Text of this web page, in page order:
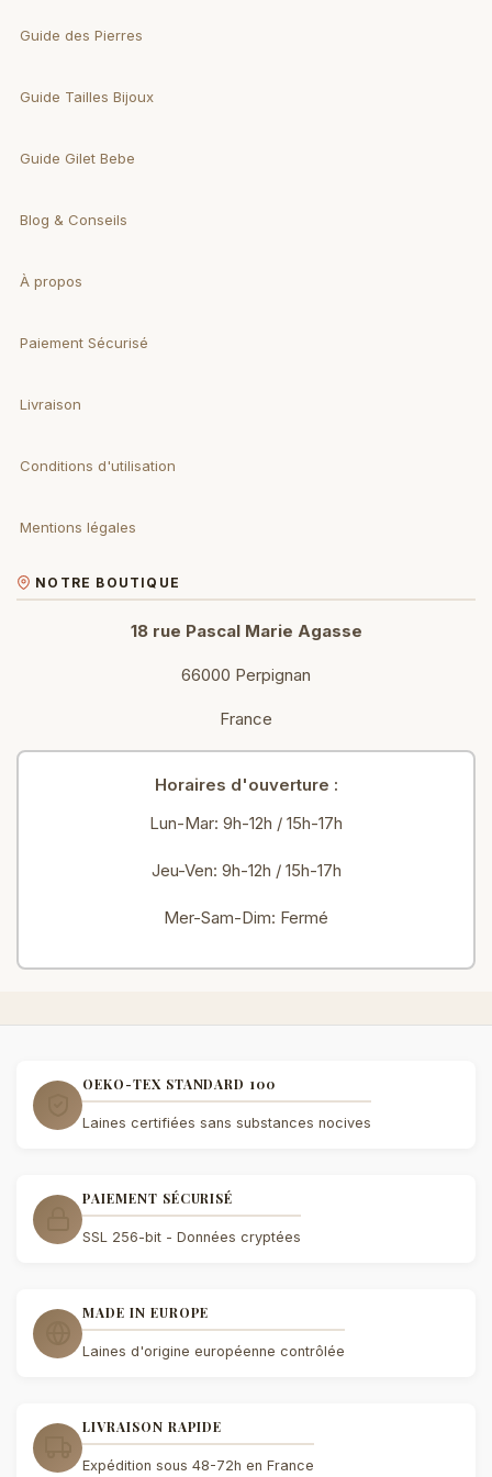
Guide des Pierres
Guide Tailles Bijoux
Guide Gilet Bebe
Blog & Conseils
À propos
Paiement Sécurisé
Livraison
Conditions d'utilisation
Mentions légales
NOTRE BOUTIQUE
18 rue Pascal Marie Agasse
66000 Perpignan
France
Horaires d'ouverture :
Lun-Mar: 9h-12h / 15h-17h
Jeu-Ven: 9h-12h / 15h-17h
Mer-Sam-Dim: Fermé
OEKO-TEX STANDARD 100
Laines certifiées sans substances nocives
PAIEMENT SÉCURISÉ
SSL 256-bit - Données cryptées
MADE IN EUROPE
Laines d'origine européenne contrôlée
LIVRAISON RAPIDE
Expédition sous 48-72h en France